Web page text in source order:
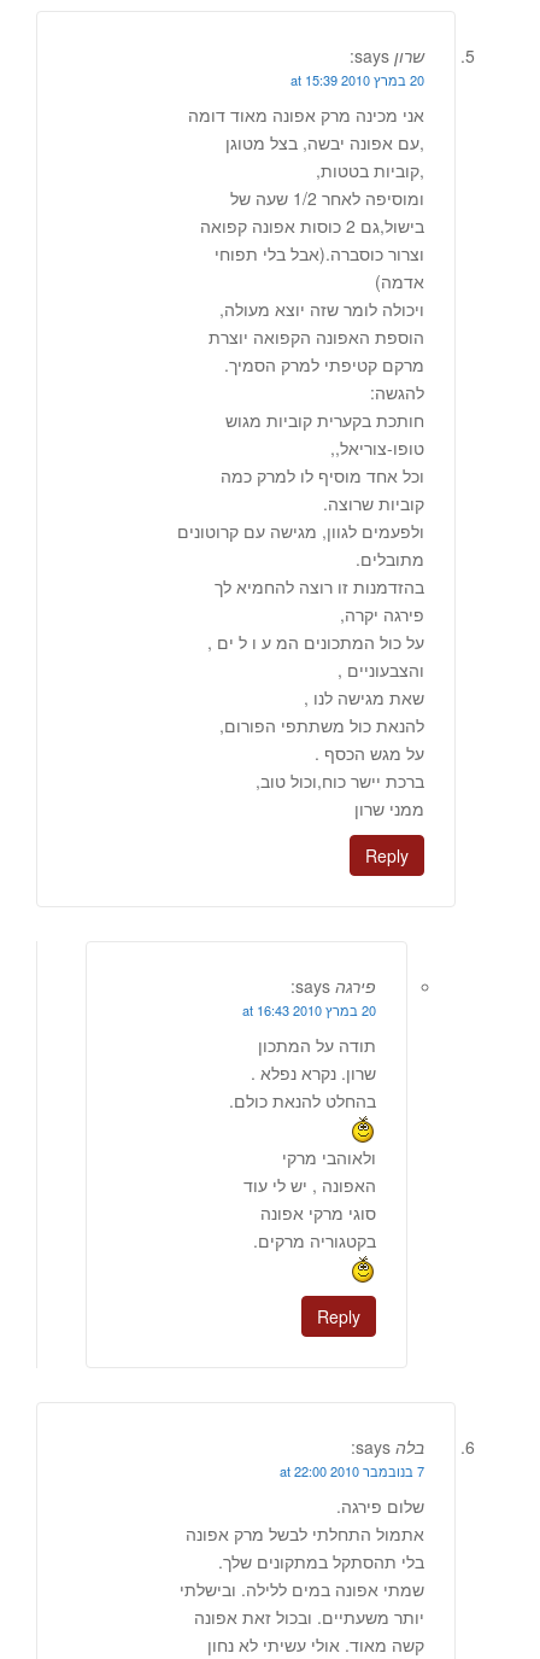
שרון says:
20 במרץ 2010 at 15:39
אני מכינה מרק אפונה מאוד דומה
,עם אפונה יבשה, בצל מטוגן
,קוביות בטטות,
ומוסיפה לאחר 1/2 שעה של
בישול,גם 2 כוסות אפונה קפואה
וצרור כוסברה.(אבל בלי תפוחי
אדמה)
ויכולה לומר שזה יוצא מעולה,
הוספת האפונה הקפואה יוצרת
מרקם קטיפתי למרק הסמיך.
להגשה:
חותכת בקערית קוביות מגוש
טופו-צוריאל,,
וכל אחד מוסיף לו למרק כמה
קוביות שרוצה.
ולפעמים לגוון, מגישה עם קרוטונים
מתובלים.
בהזדמנות זו רוצה להחמיא לך
פירגה יקרה,
על כול המתכונים המ ע ו ל ים ,
והצבעוניים ,
שאת מגישה לנו ,
להנאת כול משתתפי הפורום,
על מגש הכסף .
ברכת יישר כוח,וכול טוב,
ממני שרון
Reply
פירגה says:
20 במרץ 2010 at 16:43
תודה על המתכון
שרון. נקרא נפלא .
בהחלט להנאת כולם.
ולאוהבי מרקי
האפונה , יש לי עוד
סוגי מרקי אפונה
בקטגוריה מרקים.
Reply
בלה says:
7 בנובמבר 2010 at 22:00
שלום פירגה.
אתמול התחלתי לבשל מרק אפונה
בלי תהסתקל במתקונים שלך.
שמתי אפונה במים ללילה. ובישלתי
יותר משעתיים. ובכול זאת אפונה
קשה מאוד. אולי עשיתי לא נחון